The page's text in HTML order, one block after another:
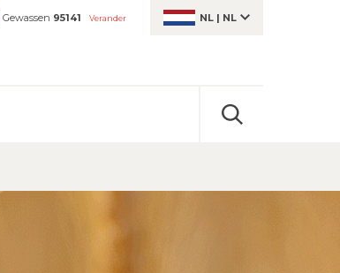
Gewassen 95141 Verander NL | NL